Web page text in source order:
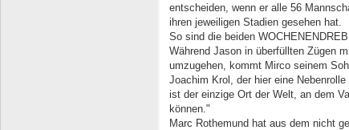
entscheiden, wenn er alle 56
ihren jeweiligen Stadien gesehen hat.
So sind die beiden
Während Jason in überfüllten Zügen
umzugehen, kommt Mirco seinem
Joachim Krol, der hier eine
ist der einzige Ort der Welt, an dem
können."
Marc Rothemund hat aus dem nicht